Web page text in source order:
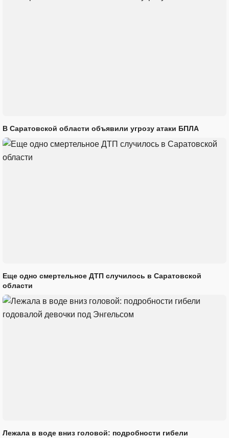
В Саратовской области объявили угрозу атаки БПЛА
Еще одно смертельное ДТП случилось в Саратовской
области
Лежала в воде вниз головой: подробности гибели